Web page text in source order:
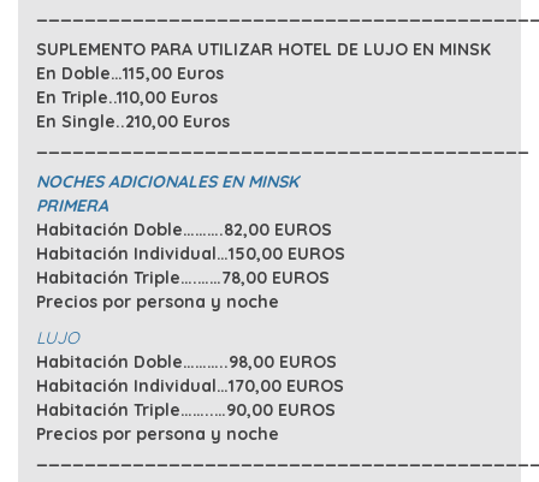
SUPLEMENTO PARA UTILIZAR HOTEL DE LUJO EN MINSK
En Doble…115,00 Euros
En Triple..110,00 Euros
En Single..210,00 Euros
NOCHES ADICIONALES EN MINSK
PRIMERA
Habitación Doble……….82,00 EUROS
Habitación Individual…150,00 EUROS
Habitación Triple….……78,00 EUROS
Precios por persona y noche
LUJO
Habitación Doble………..98,00 EUROS
Habitación Individual…170,00 EUROS
Habitación Triple……..…90,00 EUROS
Precios por persona y noche